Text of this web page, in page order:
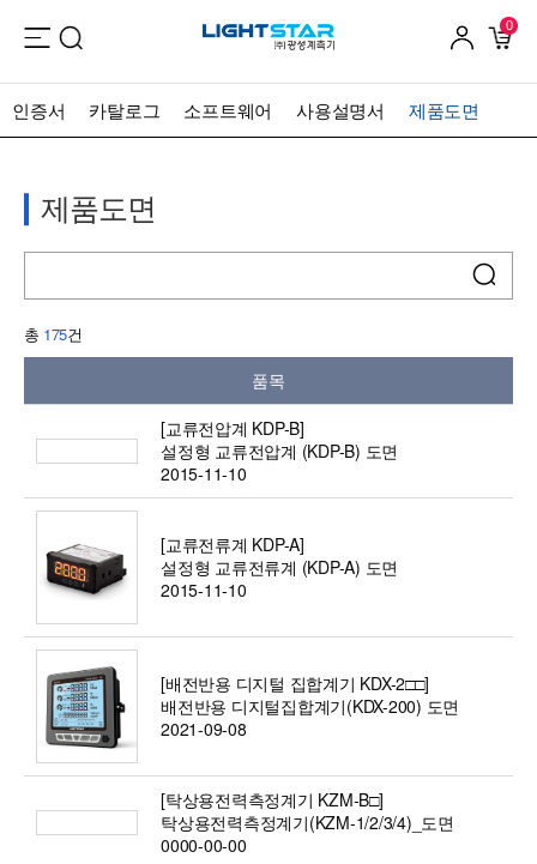
0
인증서 카탈로그 소프트웨어 사용설명서 제품도면
제품도면
총 175건
품목
[교류전압계 KDP-B]
설정형 교류전압계 (KDP-B) 도면
2015-11-10
[교류전류계 KDP-A]
설정형 교류전류계 (KDP-A) 도면
2015-11-10
[배전반용 디지털 집합계기 KDX-2□□]
배전반용 디지털집합계기(KDX-200) 도면
2021-09-08
[탁상용전력측정계기 KZM-B□]
탁상용전력측정계기(KZM-1/2/3/4)_도면
0000-00-00